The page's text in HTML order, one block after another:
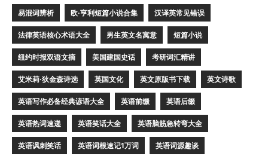
易混词辨析 欧·亨利短篇小说合集 汉译英常见错误
法律英语核心术语大全 男生英文名寓意 短篇小说
纽约时报双语文摘 美国建国史话 考研词汇精讲
艾米莉·狄金森诗选 英国文化 英文原版书下载 英文诗歌
英语写作必备经典谚语大全 英语前缀 英语后缀
英语热词速递 英语笑话大全 英语脑筋急转弯大全
英语讽刺笑话 英语词根速记1万词 英语词源趣谈